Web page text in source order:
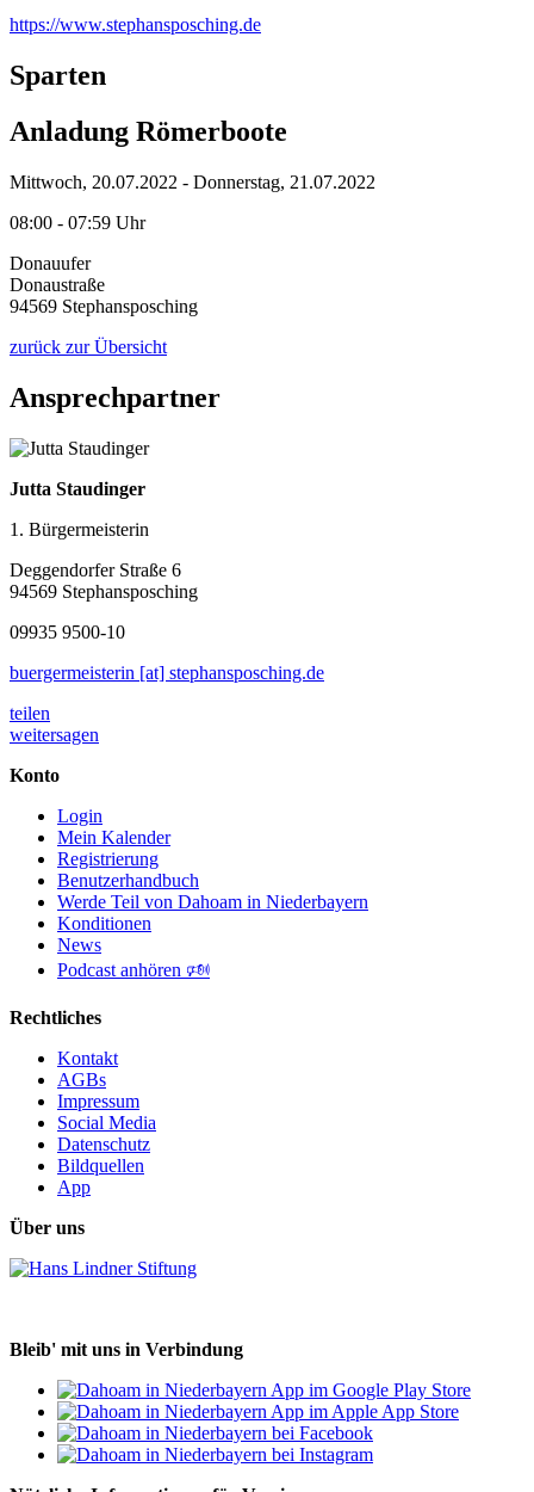
https://www.stephansposching.de
Sparten
Anladung Römerboote
Mittwoch, 20.07.2022 - Donnerstag, 21.07.2022
08:00 - 07:59 Uhr
Donauufer
Donaustraße
94569 Stephansposching
zurück zur Übersicht
Ansprechpartner
Jutta Staudinger
1. Bürgermeisterin
Deggendorfer Straße 6
94569 Stephansposching
09935 9500-10
buergermeisterin [at] stephansposching.de
teilen
weitersagen
Konto
Login
Mein Kalender
Registrierung
Benutzerhandbuch
Werde Teil von Dahoam in Niederbayern
Konditionen
News
Podcast anhören 🕬
Rechtliches
Kontakt
AGBs
Impressum
Social Media
Datenschutz
Bildquellen
App
Über uns
Bleib' mit uns in Verbindung